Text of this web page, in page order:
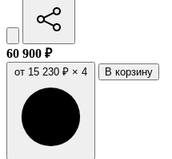
60 900 ₽
от 15 230 ₽ × 4 В корзину